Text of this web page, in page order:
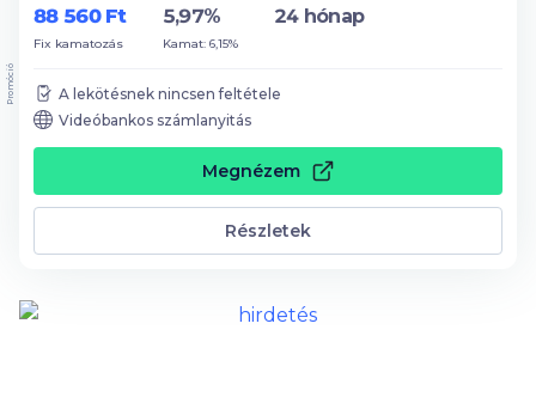
88 560 Ft
Fix kamatozás
5,97%
Kamat: 6,15%
24 hónap
A lekötésnek nincsen feltétele
Videóbankos számlanyitás
Megnézem
Részletek
Promóció